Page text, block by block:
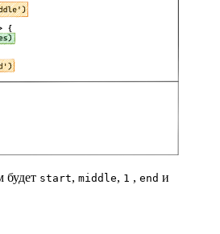
будет start, middle, 1 , end и